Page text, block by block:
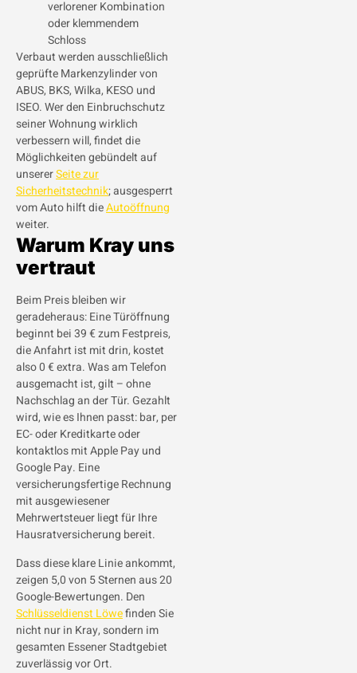
verlorener Kombination
oder klemmendem
Schloss
Verbaut werden ausschließlich
geprüfte Markenzylinder von
ABUS, BKS, Wilka, KESO und
ISEO. Wer den Einbruchschutz
seiner Wohnung wirklich
verbessern will, findet die
Möglichkeiten gebündelt auf
unsererSeite zur
Sicherheitstechnik; ausgesperrt
vom Auto hilft dieAutoöffnung
weiter.
Warum Kray uns
vertraut
Beim Preis bleiben wir
geradeheraus: Eine Türöffnung
beginnt bei 39 € zum Festpreis,
die Anfahrt ist mit drin, kostet
also 0 € extra. Was am Telefon
ausgemacht ist, gilt – ohne
Nachschlag an der Tür. Gezahlt
wird, wie es Ihnen passt: bar, per
EC- oder Kreditkarte oder
kontaktlos mit Apple Pay und
Google Pay. Eine
versicherungsfertige Rechnung
mit ausgewiesener
Mehrwertsteuer liegt für Ihre
Hausratversicherung bereit.
Dass diese klare Linie ankommt,
zeigen 5,0 von 5 Sternen aus 20
Google-Bewertungen. Den
Schlüsseldienst Löwefinden Sie
nicht nur in Kray, sondern im
gesamten Essener Stadtgebiet
zuverlässig vor Ort.